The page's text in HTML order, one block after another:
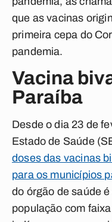
que as vacinas
primeira cepa do
pandemia.
Vacina
Paraíba
Desde o dia 23 de
Estado de Saúde
doses das vacinas
para os municípios
do órgão de saúde
população com